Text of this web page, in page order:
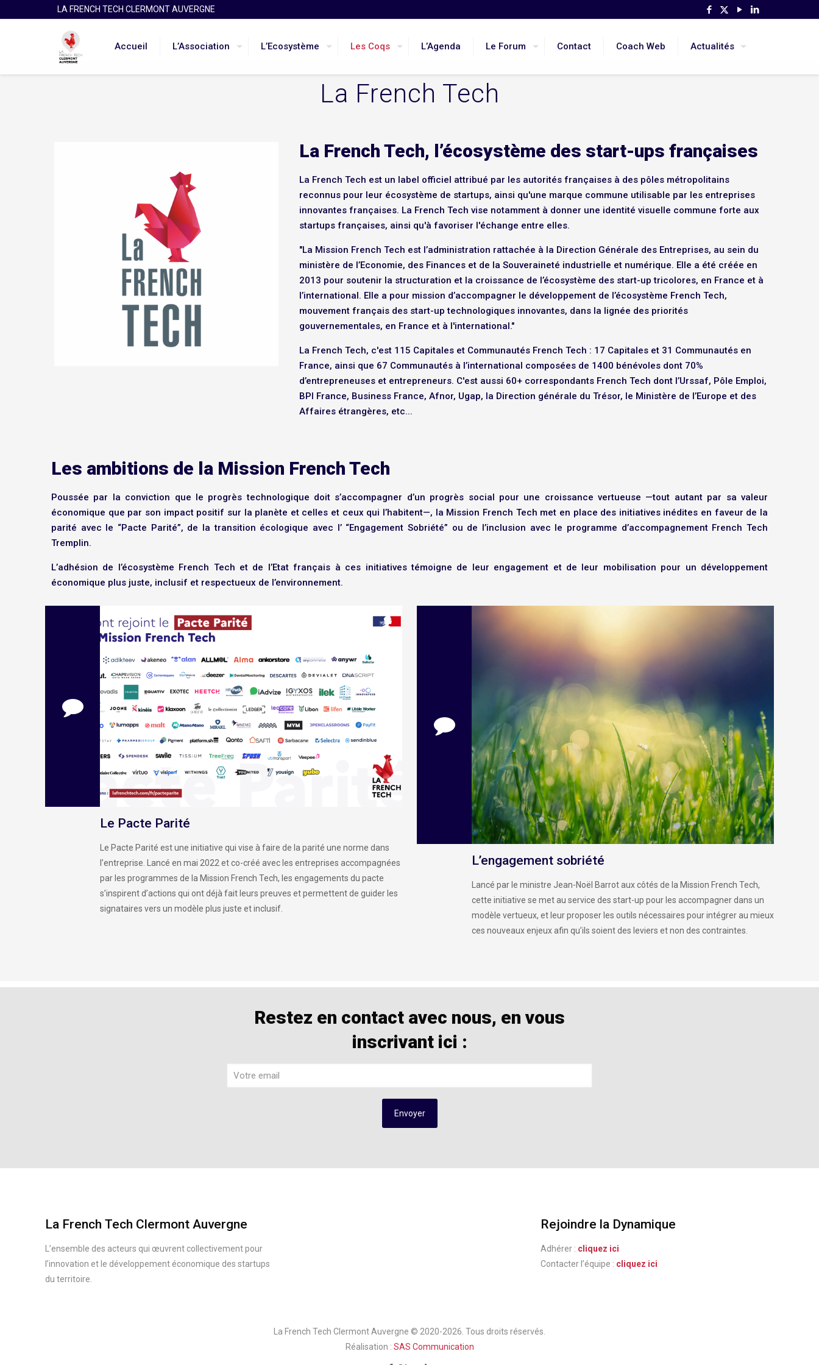
LA FRENCH TECH CLERMONT AUVERGNE
Accueil L’Association L’Ecosystème Les Coqs L’Agenda Le Forum Contact Coach Web Actualités
La French Tech
La French Tech, l’écosystème des start-ups françaises
La French Tech est un label officiel attribué par les autorités françaises à des pôles métropolitains
reconnus pour leur écosystème de startups, ainsi qu'une marque commune utilisable par les entreprises
innovantes françaises. La French Tech vise notamment à donner une identité visuelle commune forte aux
startups françaises, ainsi qu'à favoriser l'échange entre elles.
"La Mission French Tech est l’administration rattachée à la Direction Générale des Entreprises, au sein du
ministère de l’Economie, des Finances et de la Souveraineté industrielle et numérique. Elle a été créée en
2013 pour soutenir la structuration et la croissance de l’écosystème des start-up tricolores, en France et à
l’international. Elle a pour mission d’accompagner le développement de l’écosystème French Tech,
mouvement français des start-up technologiques innovantes, dans la lignée des priorités
gouvernementales, en France et à l'international."
La French Tech, c'est 115 Capitales et Communautés French Tech : 17 Capitales et 31 Communautés en
France, ainsi que 67 Communautés à l’international composées de 1400 bénévoles dont 70%
d’entrepreneuses et entrepreneurs. C'est aussi 60+ correspondants French Tech dont l’Urssaf, Pôle Emploi,
BPI France, Business France, Afnor, Ugap, la Direction générale du Trésor, le Ministère de l’Europe et des
Affaires étrangères, etc...
Les ambitions de la Mission French Tech
Poussée par la conviction que le progrès technologique doit s’accompagner d’un progrès social pour une croissance vertueuse —tout autant par sa valeur
économique que par son impact positif sur la planète et celles et ceux qui l’habitent—, la Mission French Tech met en place des initiatives inédites en faveur de la
parité avec le “Pacte Parité”, de la transition écologique avec l’ “Engagement Sobriété” ou de l’inclusion avec le programme d’accompagnement French Tech
Tremplin.
L’adhésion de l’écosystème French Tech et de l’Etat français à ces initiatives témoigne de leur engagement et de leur mobilisation pour un développement
économique plus juste, inclusif et respectueux de l’environnement.
Le Pacte Parité
Le Pacte Parité est une initiative qui vise à faire de la parité une norme dans
l’entreprise. Lancé en mai 2022 et co-créé avec les entreprises accompagnées
par les programmes de la Mission French Tech, les engagements du pacte
s’inspirent d’actions qui ont déjà fait leurs preuves et permettent de guider les
signataires vers un modèle plus juste et inclusif.
L’engagement sobriété
Lancé par le ministre Jean-Noël Barrot aux côtés de la Mission French Tech,
cette initiative se met au service des start-up pour les accompagner dans un
modèle vertueux, et leur proposer les outils nécessaires pour intégrer au mieux
ces nouveaux enjeux afin qu’ils soient des leviers et non des contraintes.
Restez en contact avec nous, en vous
inscrivant ici :
La French Tech Clermont Auvergne
L’ensemble des acteurs qui œuvrent collectivement pour
l’innovation et le développement économique des startups
du territoire.
Rejoindre la Dynamique
Adhérer : cliquez ici
Contacter l’équipe : cliquez ici
La French Tech Clermont Auvergne © 2020-2026. Tous droits réservés.
Réalisation : SAS Communication